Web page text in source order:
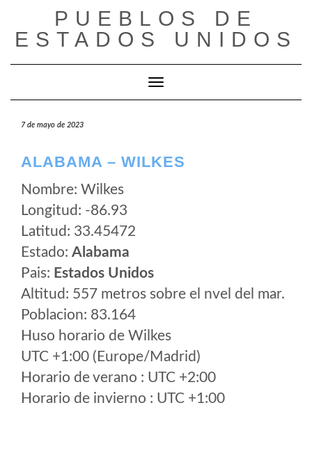
contenido
PUEBLOS DE
ESTADOS UNIDOS
Cambiar modo de navegación
7 de mayo de 2023
ALABAMA – WILKES
Nombre: Wilkes
Longitud: -86.93
Latitud: 33.45472
Estado: Alabama
Pais: Estados Unidos
Altitud: 557 metros sobre el nvel del mar.
Poblacion: 83.164
Huso horario de Wilkes
UTC +1:00 (Europe/Madrid)
Horario de verano : UTC +2:00
Horario de invierno : UTC +1:00